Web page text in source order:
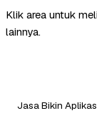
Klik area untuk
lainnya.
Jasa Bikin